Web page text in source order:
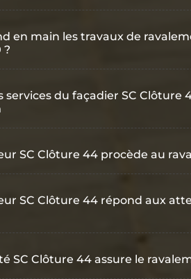
en main les travaux de
?
services du façadier SC
SC Clôture 44 procède au
SC Clôture 44 répond aux
SC Clôture 44 assure le